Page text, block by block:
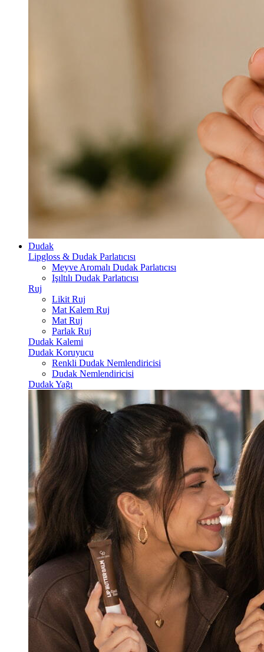
Dudak
Lipgloss & Dudak Parlatıcısı
Meyve Aromalı Dudak Parlatıcısı
Işıltılı Dudak Parlatıcısı
Ruj
Likit Ruj
Mat Kalem Ruj
Mat Ruj
Parlak Ruj
Dudak Kalemi
Dudak Koruyucu
Renkli Dudak Nemlendiricisi
Dudak Nemlendiricisi
Dudak Yağı